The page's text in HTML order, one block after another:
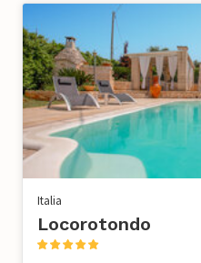
Italia
Locorotondo